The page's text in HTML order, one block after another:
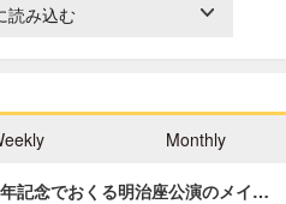
読み込む
Monthly
記念でおくる明治座公演のメイ…